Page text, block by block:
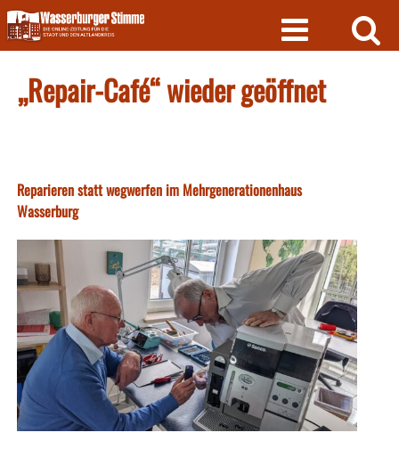
Skip
to
content
„Repair-Café“ wieder geöffnet
Reparieren statt wegwerfen im Mehrgenerationenhaus
Wasserburg